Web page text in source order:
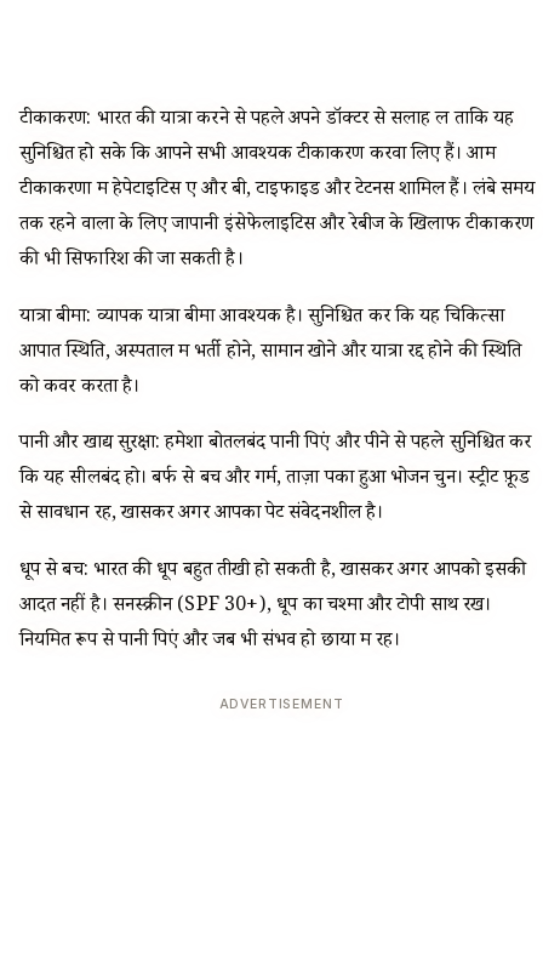
टीकाकरण: भारत की यात्रा करने से पहले अपने डॉक्टर से सलाह लें ताकि यह
सुनिश्चित हो सके कि आपने सभी आवश्यक टीकाकरण करवा लिए हैं। आम
टीकाकरणों में हेपेटाइटिस ए और बी, टाइफाइड और टेटनस शामिल हैं। लंबे समय
तक रहने वालों के लिए जापानी इंसेफेलाइटिस और रेबीज के खिलाफ टीकाकरण
की भी सिफारिश की जा सकती है।
यात्रा बीमा: व्यापक यात्रा बीमा आवश्यक है। सुनिश्चित करें कि यह चिकित्सा
आपात स्थिति, अस्पताल में भर्ती होने, सामान खोने और यात्रा रद्द होने की स्थिति
को कवर करता है।
पानी और खाद्य सुरक्षा: हमेशा बोतलबंद पानी पिएं और पीने से पहले सुनिश्चित करें
कि यह सीलबंद हो। बर्फ से बचें और गर्म, ताज़ा पका हुआ भोजन चुनें। स्ट्रीट फ़ूड
से सावधान रहें, खासकर अगर आपका पेट संवेदनशील है।
धूप से बचें: भारत की धूप बहुत तीखी हो सकती है, खासकर अगर आपको इसकी
आदत नहीं है। सनस्क्रीन (SPF 30+), धूप का चश्मा और टोपी साथ रखें।
नियमित रूप से पानी पिएं और जब भी संभव हो छाया में रहें।
ADVERTISEMENT